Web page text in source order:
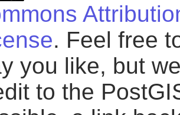
. Feel free
you like, but
to the